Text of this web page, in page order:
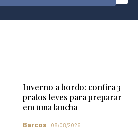
Inverno a bordo: confira 3
pratos leves para preparar
em uma lancha
Barcos 08/08/2026